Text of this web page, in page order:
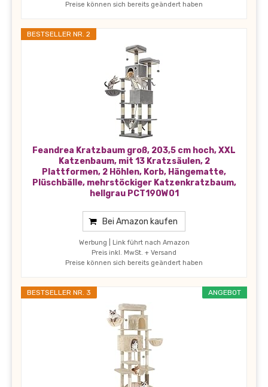
Preise können sich bereits geändert haben
BESTSELLER NR. 2
Feandrea Kratzbaum groß, 203,5 cm hoch, XXL
Katzenbaum, mit 13 Kratzsäulen, 2
Plattformen, 2 Höhlen, Korb, Hängematte,
Plüschbälle, mehrstöckiger Katzenkratzbaum,
hellgrau PCT190W01
Bei Amazon kaufen
Werbung | Link führt nach Amazon
Preis inkl. MwSt. + Versand
Preise können sich bereits geändert haben
ANGEBOT
BESTSELLER NR. 3